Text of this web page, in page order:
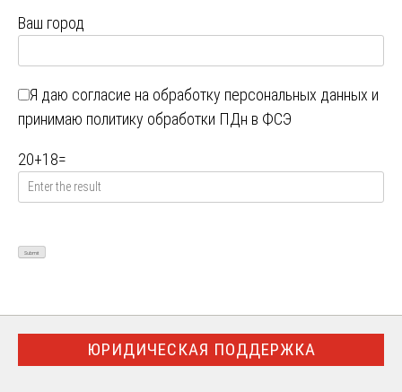
Ваш город
Я даю согласие на обработку персональных данных и
принимаю политику обработки ПДн в ФСЭ
20+18=
ЮРИДИЧЕСКАЯ ПОДДЕРЖКА